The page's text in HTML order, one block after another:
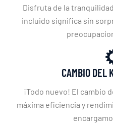
Disfruta de la
incluido significa sin
CAMBIO DEL
¡Todo nuevo! El cambio
máxima eficiencia y